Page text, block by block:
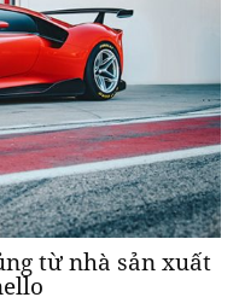
từ ​​nhà sản xuất